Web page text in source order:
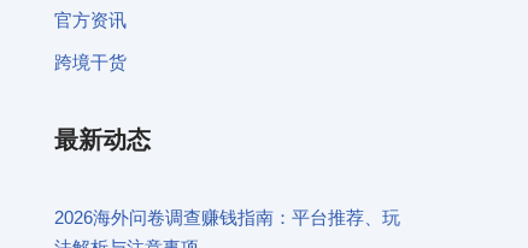
官方资讯
跨境干货
最新动态
2026海外问卷调查赚钱指南：平台推荐、玩